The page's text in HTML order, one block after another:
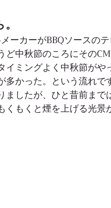
ーカーがBBQソースの
ど中秋節のころにその
イミングよく中秋節が
かった。という流れで
ましたが、ひと昔前ま
もくと煙を上げる光景